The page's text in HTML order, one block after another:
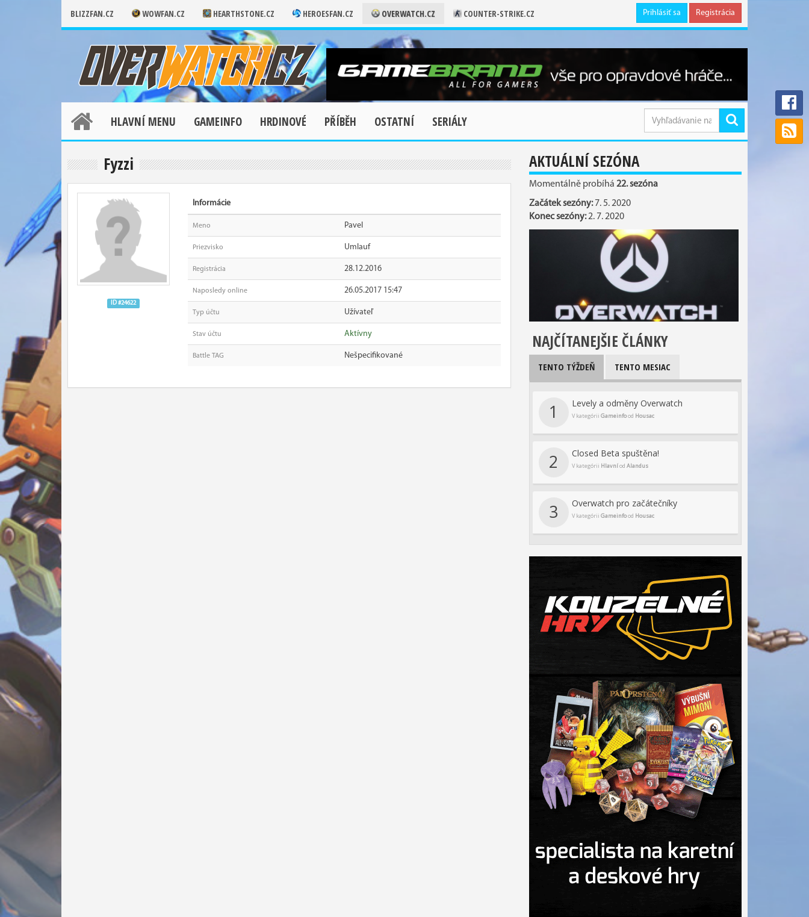
BLIZZFAN.CZ WOWFAN.CZ HEARTHSTONE.CZ HEROESFAN.CZ OVERWATCH.CZ COUNTER-STRIKE.CZ Prihlásiť sa Registrácia
HLAVNÍ MENU GAMEINFO HRDINOVÉ PŘÍBĚH OSTATNÍ SERIÁLY
Fyzzi
ID #24622
Informácie
Meno Pavel
Priezvisko Umlauf
Registrácia 28.12.2016
Naposledy online 26.05.2017 15:47
Typ účtu Užívateľ
Stav účtu Aktívny
Battle TAG Nešpecifikované
AKTUÁLNÍ SEZÓNA
Momentálně probíhá 22. sezóna
Začátek sezóny:7. 5. 2020
Konec sezóny:2. 7. 2020
NAJČÍTANEJŠIE ČLÁNKY
TENTO TÝŽDEŇ TENTO MESIAC
1 Levely a odměny Overwatch
V kategórii Gameinfood Housac
2 Closed Beta spuštěna!
V kategórii Hlavníod Alandus
3 Overwatch pro začátečníky
V kategórii Gameinfood Housac